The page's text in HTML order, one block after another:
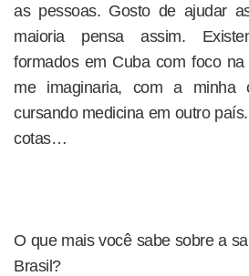
as pessoas. Gosto de ajudar
maioria pensa assim.
formados em Cuba com foco
me imaginaria, com a minha
cursando medicina em outro
cotas…
O que mais você sabe sobre a
Brasil?